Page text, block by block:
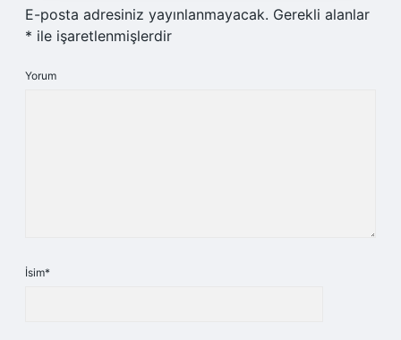
E-posta adresiniz yayınlanmayacak. Gerekli alanlar
* ile işaretlenmişlerdir
Yorum
İsim*